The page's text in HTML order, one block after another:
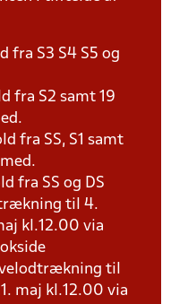
fra S3 S4 S5 og
fra S2 samt 19
fra SS, S1 samt
fra SS og DS
til 4.
kl.12.00 via
til
maj kl.12.00 via